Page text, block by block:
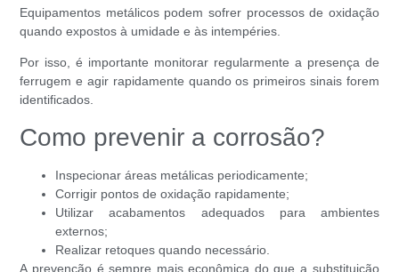
Equipamentos metálicos podem sofrer processos de oxidação
quando expostos à umidade e às intempéries.
Por isso, é importante monitorar regularmente a presença de
ferrugem e agir rapidamente quando os primeiros sinais forem
identificados.
Como prevenir a corrosão?
Inspecionar áreas metálicas periodicamente;
Corrigir pontos de oxidação rapidamente;
Utilizar acabamentos adequados para ambientes
externos;
Realizar retoques quando necessário.
A prevenção é sempre mais econômica do que a substituição